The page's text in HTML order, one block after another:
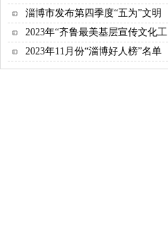
淄博市发布第四季度“五为”文明
2023年“齐鲁最美基层宣传文化工
2023年11月份“淄博好人榜”名单